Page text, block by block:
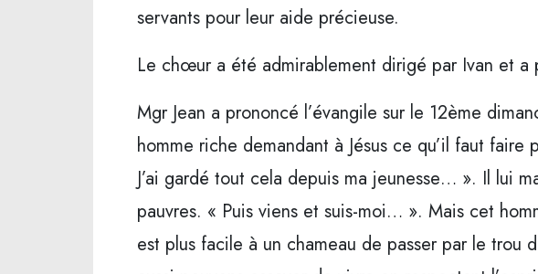
servants pour leur aide précieuse.
Le chœur a été admirablement dirigé par Ivan et a
Mgr Jean a prononcé l’évangile sur le 12ème
homme riche demandant à Jésus ce qu’il faut
J’ai gardé tout cela depuis ma jeunesse… ». Il lui
pauvres. « Puis viens et suis-moi… ». Mais cet
est plus facile à un chameau de passer par le trou